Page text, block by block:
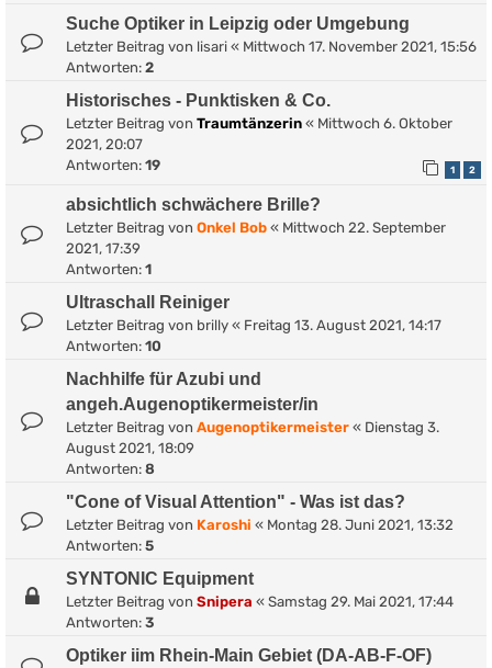
Suche Optiker in Leipzig oder Umgebung
Letzter Beitrag von lisari « Mittwoch 17. November 2021, 15:56
Antworten: 2
Historisches - Punktisken & Co.
Letzter Beitrag von Traumtänzerin « Mittwoch 6. Oktober
2021, 20:07
Antworten: 19 1 2
absichtlich schwächere Brille?
Letzter Beitrag von Onkel Bob « Mittwoch 22. September
2021, 17:39
Antworten: 1
Ultraschall Reiniger
Letzter Beitrag von brilly « Freitag 13. August 2021, 14:17
Antworten: 10
Nachhilfe für Azubi und
angeh.Augenoptikermeister/in
Letzter Beitrag von Augenoptikermeister « Dienstag 3.
August 2021, 18:09
Antworten: 8
"Cone of Visual Attention" - Was ist das?
Letzter Beitrag von Karoshi « Montag 28. Juni 2021, 13:32
Antworten: 5
SYNTONIC Equipment
Letzter Beitrag von Snipera « Samstag 29. Mai 2021, 17:44
Antworten: 3
Optiker iim Rhein-Main Gebiet (DA-AB-F-OF)